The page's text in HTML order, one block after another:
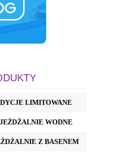
LIMITOWANE
WODNE
Z BASENEM